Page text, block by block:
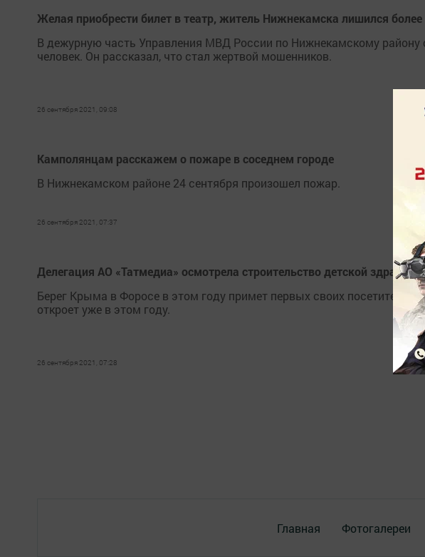
Желая приобрести билет в театр, житель Нижнекамска лишился более
В дежурную часть Управления МВД России по Нижнекамскому району
человек. Он рассказал, что стал жертвой мошенников.
26 сентября 2021, 09:08
Камполянцам расскажем о пожаре в соседнем городе
В Нижнекамском районе 24 сентября произошел пожар.
26 сентября 2021, 07:37
Делегация АО «Татмедиа» осмотрела строительство детской
Берег Крыма в Форосе в этом году примет первых своих посетителей
откроет уже в этом году.
26 сентября 2021, 07:28
Главная Фотогалереи